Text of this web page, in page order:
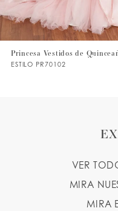
6
7
8
Princesa Vestidos de
ESTILO PR70102
VER
MIRA
MIRA